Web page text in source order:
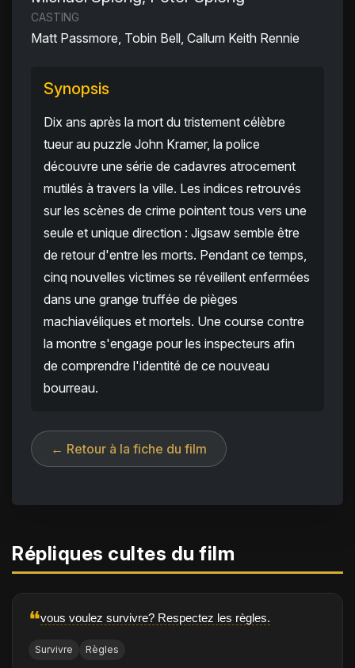
CASTING
Matt Passmore, Tobin Bell, Callum Keith Rennie
Synopsis
Dix ans après la mort du tristement célèbre
tueur au puzzle John Kramer, la police
découvre une série de cadavres atrocement
mutilés à travers la ville. Les indices retrouvés
sur les scènes de crime pointent tous vers une
seule et unique direction : Jigsaw semble être
de retour d'entre les morts. Pendant ce temps,
cinq nouvelles victimes se réveillent enfermées
dans une grange truffée de pièges
machiavéliques et mortels. Une course contre
la montre s'engage pour les inspecteurs afin
de comprendre l'identité de ce nouveau
bourreau.
← Retour à la fiche du film
Répliques cultes du film
❝vous voulez survivre? Respectez les règles.
Survivre Règles